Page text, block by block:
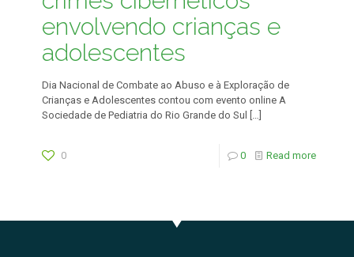
envolvendo crianças e
adolescentes
Dia Nacional de Combate ao Abuso e à Exploração de
Crianças e Adolescentes contou com evento online A
Sociedade de Pediatria do Rio Grande do Sul
0 0 Read more